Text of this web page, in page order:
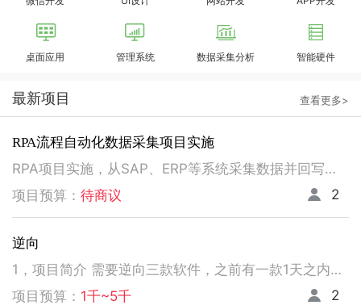
桌面应用 管理系统 数据采集分析 智能硬件
最新项目 查看更多>
RPA流程自动化数据采集项目实施
RPA项目实施，从SAP、ERP等系统采集数据并回写。请注意以下要求，不符合者请勿扰！ 1、熟悉掌握国内主流RPA设计实施，如弘玑、来也、艺赛旗等产品； 2、有大中型企业RPA流程设计、实施项目经验； 3、非远程、需要现场实施！！！！！！！
项目预算： 待商议 2
逆向
1，项目简介 需要逆向三款软件，之前有一款1天之内有人已经逆向出来，交付给我了。 2，功能需求 逆向出来后，不做任何功能改变，做加密授权就可以了三、人员要求 3，人员要求 精通逆向，做事速度快。不拖延项目进度，能保持实时交流，按时交付。 平台功能可正常使用，无明显bug。 提供项目源码
项目预算： 1千~5千 2